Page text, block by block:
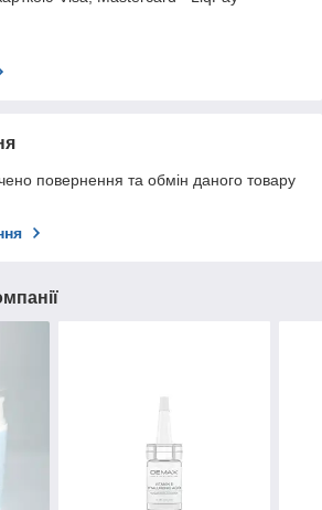
повернення та обмін даного товару